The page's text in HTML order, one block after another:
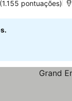
(1.155 pontuações)